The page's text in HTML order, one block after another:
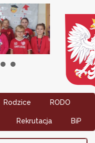
Rodzice RODO
Rekrutacja BiP